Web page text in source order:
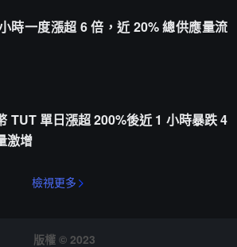
時一度漲超 6 倍，近 20% 總供應量流
TUT 單日漲超 200%後近 1 小時暴跌 4
激增
檢視更多
版權 © 2023